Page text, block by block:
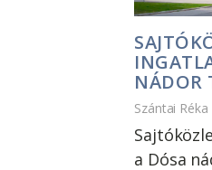
NÁDOR
Szántai Réka
a Dósa